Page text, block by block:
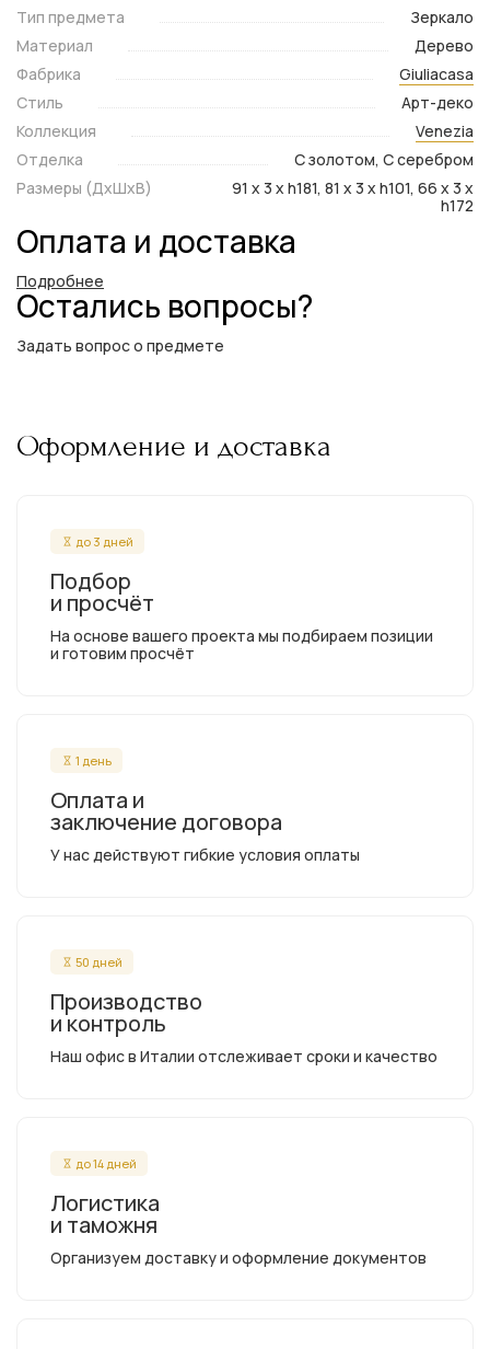
Тип предмета
Зеркало
Материал
Дерево
Фабрика
Giuliacasa
Стиль
Арт-деко
Коллекция
Venezia
Отделка
С золотом, С серебром
Размеры (ДxШxВ)
91 x 3 x h181, 81 x 3 x h101, 66 x 3 x
h172
Оплата и доставка
Подробнее
Остались вопросы?
Задать вопрос о предмете
Оформление и доставка
до 3 дней
Подбор
и просчёт
На основе вашего проекта мы подбираем позиции
и готовим просчёт
1 день
Оплата и
заключение договора
У нас действуют гибкие условия оплаты
50 дней
Производство
и контроль
Наш офис в Италии отслеживает сроки и качество
до 14 дней
Логистика
и таможня
Организуем доставку и оформление документов